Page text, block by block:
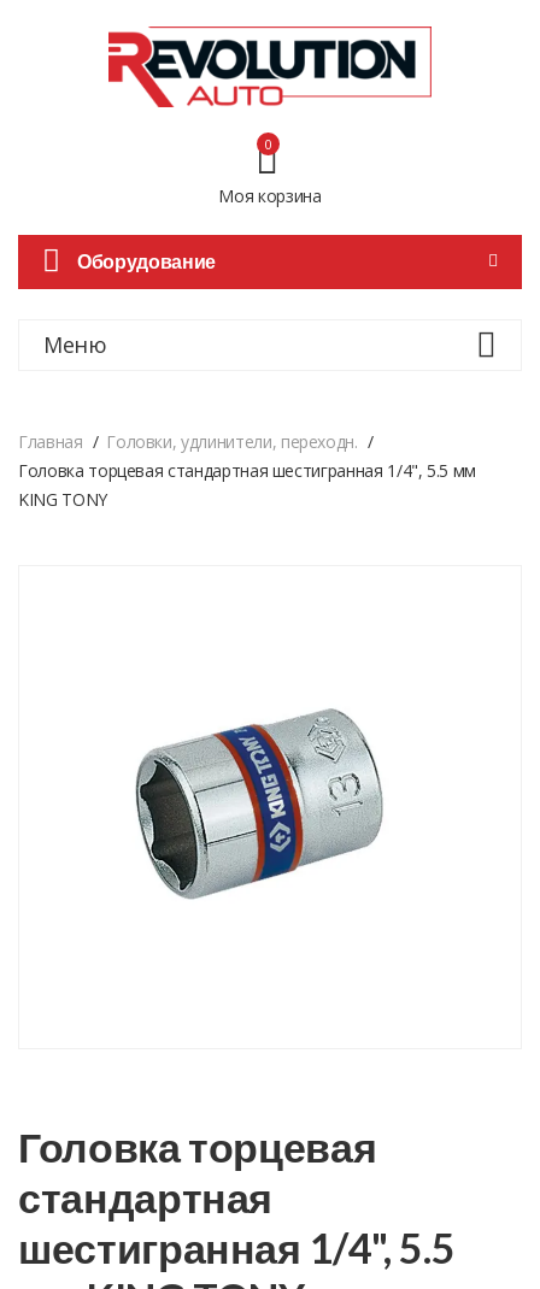
Моя корзина
0
Оборудование
Меню
Главная
Головки, удлинители, переходн.
Головка торцевая стандартная шестигранная 1/4", 5.5 мм
KING TONY
Головка торцевая
стандартная
шестигранная 1/4", 5.5